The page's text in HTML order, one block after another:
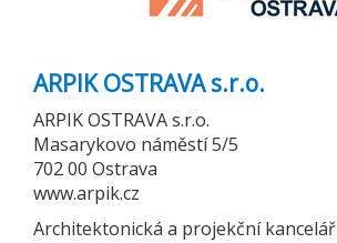
ARPIK OSTRAVA s.r.o.
ARPIK OSTRAVA s.r.o.
Masarykovo náměstí 5/5
702 00 Ostrava
www.arpik.cz
Architektonická a projekční kancelář